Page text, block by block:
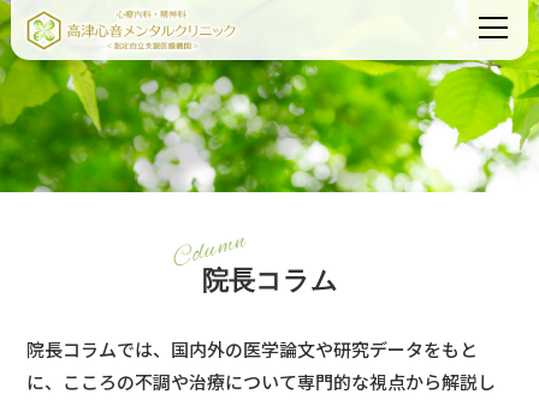
Column
院長コラム
院長コラムでは、国内外の医学論文や研究データをもと
に、こころの不調や治療について専門的な視点から解説し